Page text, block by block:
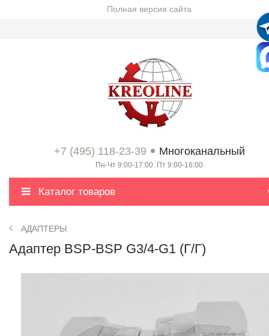
Полная версия сайта
+7 (495) 118-23-39 Многоканальный
Пн-Чт 9:00-17:00. Пт 9:00-16:00
Каталог товаров
АДАПТЕРЫ
Адаптер BSP-BSP G3/4-G1 (Г/Г)